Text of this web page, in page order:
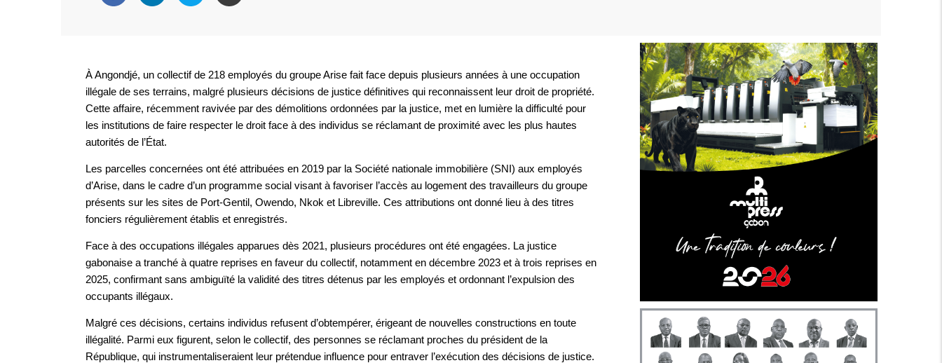
À Angondjé, un collectif de 218 employés du groupe Arise fait face depuis plusieurs années à une occupation
illégale de ses terrains, malgré plusieurs décisions de justice définitives qui reconnaissent leur droit de propriété.
Cette affaire, récemment ravivée par des démolitions ordonnées par la justice, met en lumière la difficulté pour
les institutions de faire respecter le droit face à des individus se réclamant de proximité avec les plus hautes
autorités de l’État.
Les parcelles concernées ont été attribuées en 2019 par la Société nationale immobilière (SNI) aux employés
d’Arise, dans le cadre d’un programme social visant à favoriser l’accès au logement des travailleurs du groupe
présents sur les sites de Port-Gentil, Owendo, Nkok et Libreville. Ces attributions ont donné lieu à des titres
fonciers régulièrement établis et enregistrés.
Face à des occupations illégales apparues dès 2021, plusieurs procédures ont été engagées. La justice
gabonaise a tranché à quatre reprises en faveur du collectif, notamment en décembre 2023 et à trois reprises en
2025, confirmant sans ambiguïté la validité des titres détenus par les employés et ordonnant l’expulsion des
occupants illégaux.
Malgré ces décisions, certains individus refusent d’obtempérer, érigeant de nouvelles constructions en toute
illégalité. Parmi eux figurent, selon le collectif, des personnes se réclamant proches du président de la
République, qui instrumentaliseraient leur prétendue influence pour entraver l’exécution des décisions de justice.